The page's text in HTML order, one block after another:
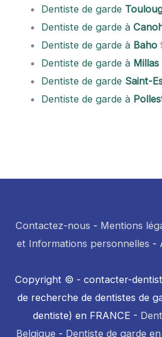
Dentiste de garde
Dentiste de garde à
Dentiste de garde à Baho
Dentiste de garde à Millas
Dentiste de garde Saint-
Dentiste de garde à
Contactez-nous - Mentions
et Informations personnelles -
Copyright © - contacter-
de recherche de dentistes de
dentiste) en FRANCE -
Belgique - Dentiste de garde